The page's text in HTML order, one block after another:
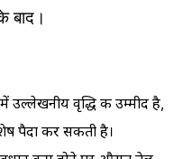
बाद।
वृद्धि की उम्मीद है,
पैदा कर सकती है।